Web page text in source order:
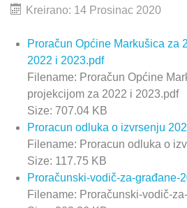
Kreirano: 14 Prosinac 2020
Proračun Općine Markušica za
2022 i 2023.pdf
Filename: Proračun Općine
projekcijom za 2022 i 2023.pdf
Size: 707.04 KB
Proracun odluka o izvrsenju
Filename: Proracun odluka o
Size: 117.75 KB
Proračunski-vodič-za-građane-
Filename: Proračunski-vodič-